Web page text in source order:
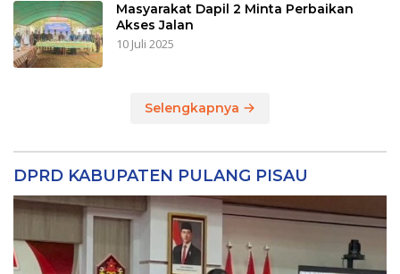
Masyarakat Dapil 2 Minta Perbaikan
Akses Jalan
10 Juli 2025
Selengkapnya
DPRD KABUPATEN PULANG PISAU